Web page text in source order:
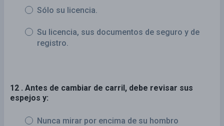
Sólo su licencia.
Su licencia, sus documentos de seguro y de
registro.
12 . Antes de cambiar de carril, debe revisar sus
espejos y:
Nunca mirar por encima de su hombro